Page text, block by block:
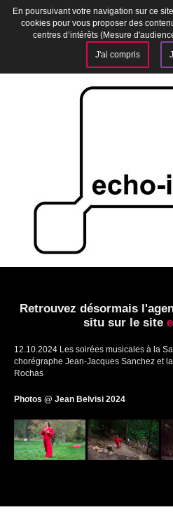
En poursuivant votre navigation sur ce
cookies pour vous proposer des
centres d’intérêts (Mesure
J'ai compris
Synchro
Actus
Retrouvez désormais
situ sur le site
12.10.2024 Les soirées musicales à la
chorégraphe Jean-Jacques Sanchez et
Rochas
Photos @ Jean Belvisi 2024